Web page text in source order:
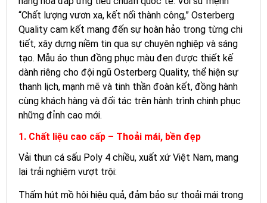
“Chất lượng vươn xa, kết nối thành công,” Osterberg
Quality cam kết mang đến sự hoàn hảo trong từng chi
tiết, xây dựng niềm tin qua sự chuyên nghiệp và sáng
tạo. Mẫu áo thun đồng phục màu đen được thiết kế
dành riêng cho đội ngũ Osterberg Quality, thể hiện sự
thanh lịch, mạnh mẽ và tinh thần đoàn kết, đồng hành
cùng khách hàng và đối tác trên hành trình chinh phục
những đỉnh cao mới.
1. Chất liệu cao cấp – Thoải mái, bền đẹp
Vải thun cá sấu Poly 4 chiều, xuất xứ Việt Nam, mang
lại trải nghiệm vượt trội:
Thấm hút mồ hôi hiệu quả, đảm bảo sự thoải mái trong